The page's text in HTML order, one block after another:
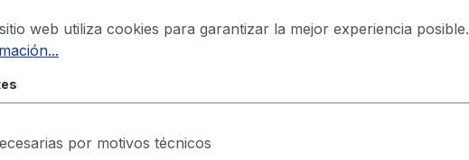
web utiliza cookies para garantizar la mejor experiencia posible.
por motivos técnicos